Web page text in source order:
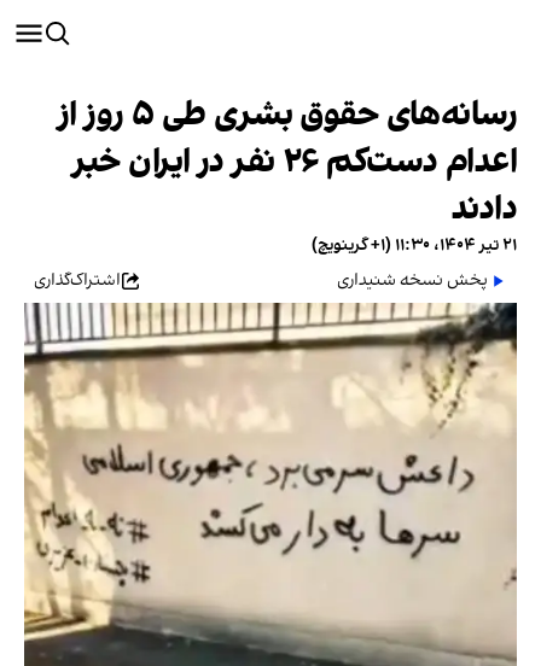
رسانه‌های حقوق بشری طی ۵ روز از
اعدام دست‌کم ۲۶ نفر در ایران خبر
دادند
۲۱ تیر ۱۴۰۴، ۱۱:۳۰ (‎+۱ گرینویچ)
پخش نسخه شنیداری
اشتراک‌گذاری